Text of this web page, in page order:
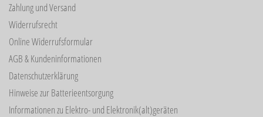
Zahlung und Versand
Widerrufsrecht
Online Widerrufsformular
AGB & Kundeninformationen
Datenschutzerklärung
Hinweise zur Batterieentsorgung
Informationen zu Elektro- und Elektronik(alt)geräten